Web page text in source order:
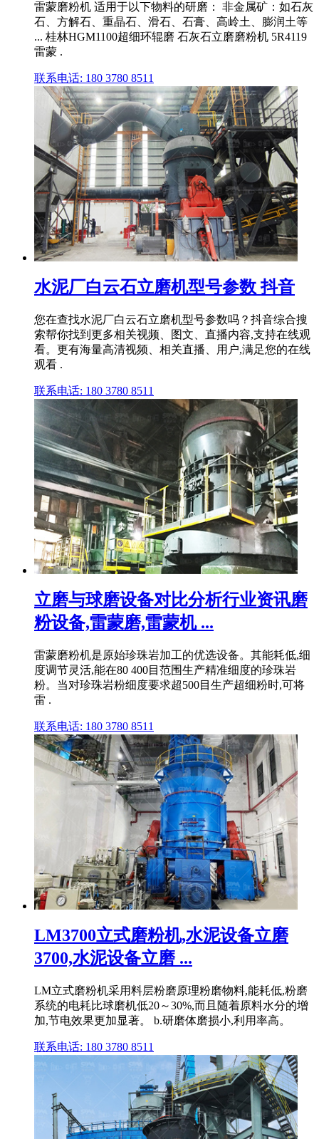
雷蒙磨粉机 适用于以下物料的研磨： 非金属矿：如石灰
石、方解石、重晶石、滑石、石膏、高岭土、膨润土等
... 桂林HGM1100超细环辊磨 石灰石立磨磨粉机 5R4119
雷蒙 .
联系电话: 180 3780 8511
水泥厂白云石立磨机型号参数 抖音
您在查找水泥厂白云石立磨机型号参数吗？抖音综合搜
索帮你找到更多相关视频、图文、直播内容,支持在线观
看。更有海量高清视频、相关直播、用户,满足您的在线
观看 .
联系电话: 180 3780 8511
立磨与球磨设备对比分析行业资讯磨
粉设备,雷蒙磨,雷蒙机 ...
雷蒙磨粉机是原始珍珠岩加工的优选设备。其能耗低,细
度调节灵活,能在80 400目范围生产精准细度的珍珠岩
粉。当对珍珠岩粉细度要求超500目生产超细粉时,可将
雷 .
联系电话: 180 3780 8511
LM3700立式磨粉机,水泥设备立磨
3700,水泥设备立磨 ...
LM立式磨粉机采用料层粉磨原理粉磨物料,能耗低,粉磨
系统的电耗比球磨机低20～30%,而且随着原料水分的增
加,节电效果更加显著。 b.研磨体磨损小,利用率高。
联系电话: 180 3780 8511